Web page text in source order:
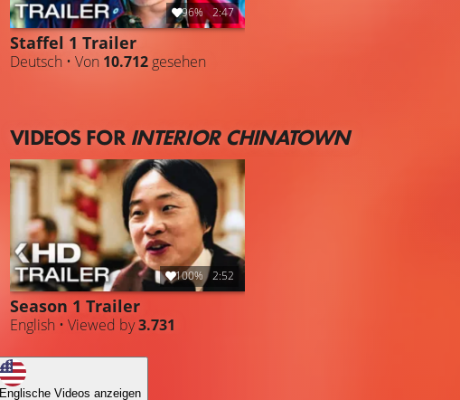
96% 2:47
Staffel 1 Trailer
Deutsch • Von 10.712 gesehen
VIDEOS FOR INTERIOR CHINATOWN
100% 2:52
Season 1 Trailer
English • Viewed by3.731
Englische Videos anzeigen